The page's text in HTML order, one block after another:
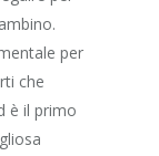
per
che
è il primo